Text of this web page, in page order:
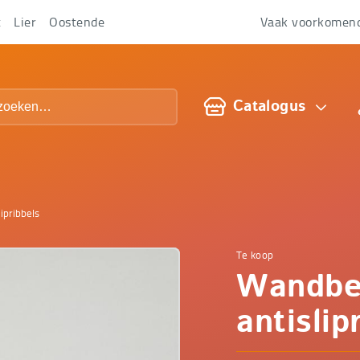
-
Te koop
Lier Oostende
Over
Vaak
Catalogus